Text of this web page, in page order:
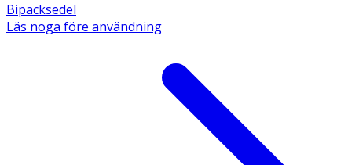
Bipacksedel
Läs noga före användning